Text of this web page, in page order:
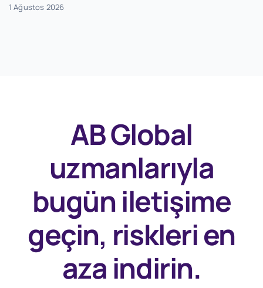
1 Ağustos 2026
AB Global
uzmanlarıyla
bugüniletişime
geçin, riskleri en
aza indirin.